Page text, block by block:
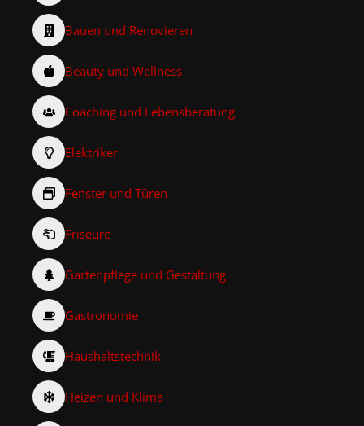
Bauen und Renovieren
Beauty und Wellness
Coaching und Lebensberatung
Elektriker
Fenster und Türen
Friseure
Gartenpflege und Gestaltung
Gastronomie
Haushaltstechnik
Heizen und Klima